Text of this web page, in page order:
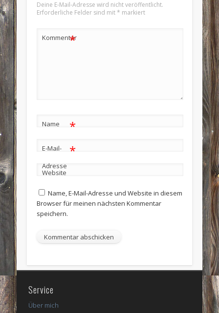
Deine E-Mail-Adresse wird nicht veröffentlicht.
Erforderliche Felder sind mit* markiert
Kommentar
*
Name *
E-Mail-
Adresse
*
Website
Name, E-Mail-Adresse und Website in diesem
Browser für meinen nächsten Kommentar
speichern.
Service
Über mich